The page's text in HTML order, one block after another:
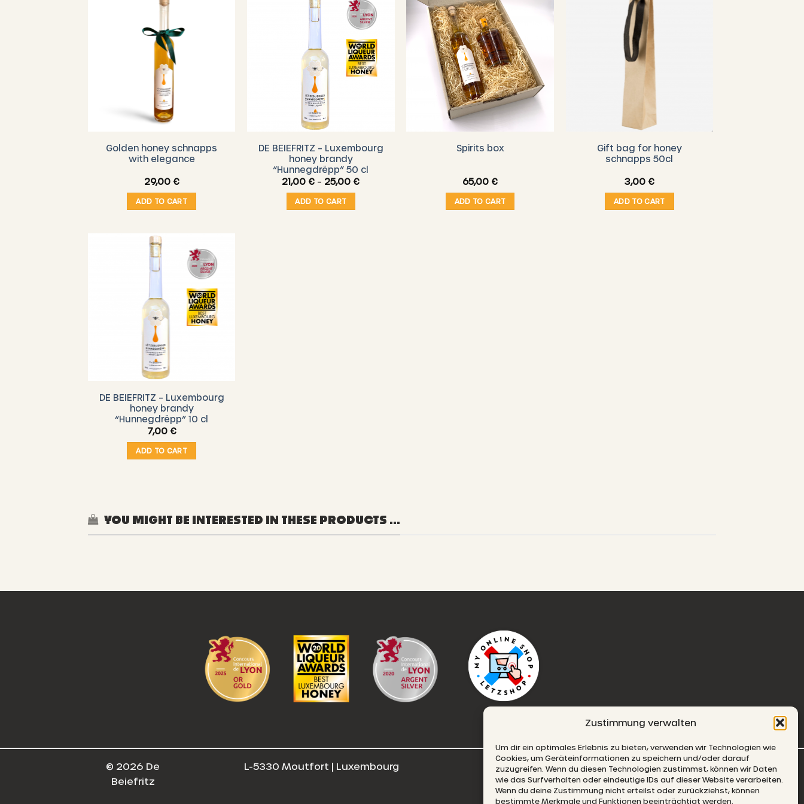
Zustimmung verwalten
Um dir ein optimales Erlebnis zu bieten, verwenden wir Technologien wie
Cookies, um Geräteinformationen zu speichern und/oder darauf
zuzugreifen. Wenn du diesen Technologien zustimmst, können wir Daten
wie das Surfverhalten oder eindeutige IDs auf dieser Website verarbeiten.
Wenn du deine Zustimmung nicht erteilst oder zurückziehst, können
bestimmte Merkmale und Funktionen beeinträchtigt werden.
Golden honey schnapps
with elegance
29,00 €
ADD TO CART
DE BEIEFRITZ – Luxembourg
honey brandy
“Hunnegdrëpp” 50 cl
21,00 € – 25,00 €Price
ADD TO CART
Spirits box
65,00 €
ADD TO CART
Gift bag for honey
schnapps 50cl
3,00 €
ADD TO CART
DE BEIEFRITZ – Luxembourg
honey brandy
“Hunnegdrëpp” 10 cl
7,00 €
ADD TO CART
YOU MIGHT BE INTERESTED IN THESE PRODUCTS ...
© 2026 De
Beiefritz
L-5330 Moutfort | Luxembourg E-MAIL